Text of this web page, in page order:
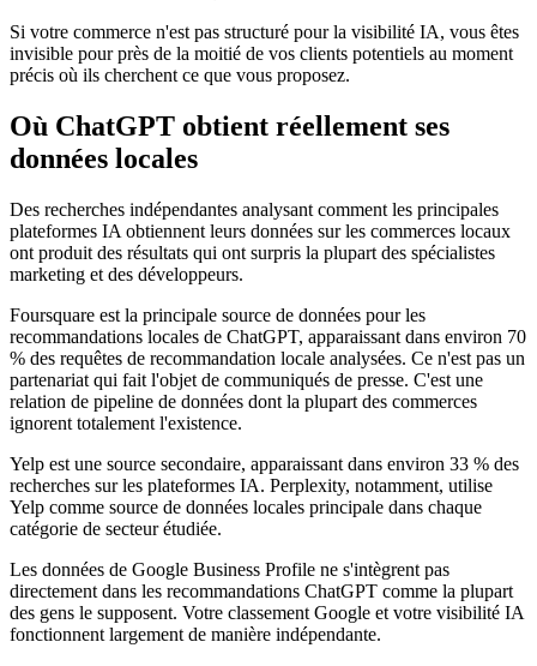
Si votre commerce n'est pas structuré pour la visibilité IA, vous êtes
invisible pour près de la moitié de vos clients potentiels au moment
précis où ils cherchent ce que vous proposez.
Où ChatGPT obtient réellement ses
données locales
Des recherches indépendantes analysant comment les principales
plateformes IA obtiennent leurs données sur les commerces locaux
ont produit des résultats qui ont surpris la plupart des spécialistes
marketing et des développeurs.
Foursquare est la principale source de données pour les
recommandations locales de ChatGPT, apparaissant dans environ 70
% des requêtes de recommandation locale analysées. Ce n'est pas un
partenariat qui fait l'objet de communiqués de presse. C'est une
relation de pipeline de données dont la plupart des commerces
ignorent totalement l'existence.
Yelp est une source secondaire, apparaissant dans environ 33 % des
recherches sur les plateformes IA. Perplexity, notamment, utilise
Yelp comme source de données locales principale dans chaque
catégorie de secteur étudiée.
Les données de Google Business Profile ne s'intègrent pas
directement dans les recommandations ChatGPT comme la plupart
des gens le supposent. Votre classement Google et votre visibilité IA
fonctionnent largement de manière indépendante.